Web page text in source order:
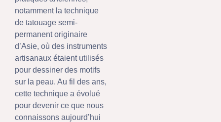
notamment la technique
de tatouage semi-
permanent originaire
d’Asie, où des instruments
artisanaux étaient utilisés
pour dessiner des motifs
sur la peau. Au fil des ans,
cette technique a évolué
pour devenir ce que nous
connaissons aujourd’hui